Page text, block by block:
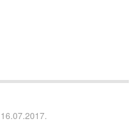
16.07.2017.